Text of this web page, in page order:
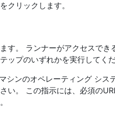
クリックします。
す。 ランナーがアクセスでき
ップのいずれかを実行してくだ
マシンのオペレーティング シス
い。 この指示には、必須の